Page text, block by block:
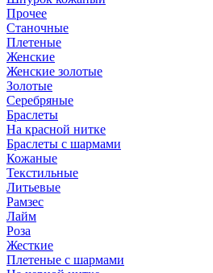
Прочее
Станочные
Плетеные
Женские
Женские золотые
Золотые
Серебряные
Браслеты
На красной нитке
Браслеты с шармами
Кожаные
Текстильные
Литьевые
Рамзес
Лайм
Роза
Жесткие
Плетеные с шармами